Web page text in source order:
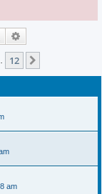
Suche
12
am